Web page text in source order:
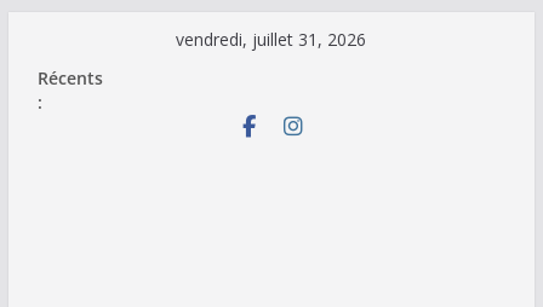
contenu
vendredi, juillet 31, 2026
Récents
: